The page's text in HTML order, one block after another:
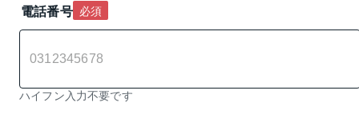
電話番号 必須
ハイフン入力不要です